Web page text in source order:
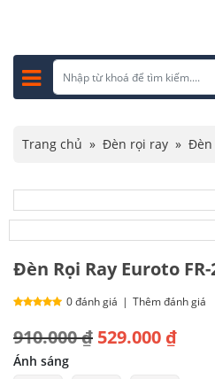
Trang chủ » Đèn rọi ray » Đèn
Đèn Rọi Ray Euroto FR-
0 đánh giá | Thêm đánh giá
910.000₫
Giá
gốc
529.000 ₫
Giá
hiện
Ánh sáng